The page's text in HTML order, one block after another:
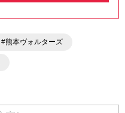
#熊本ヴォルターズ